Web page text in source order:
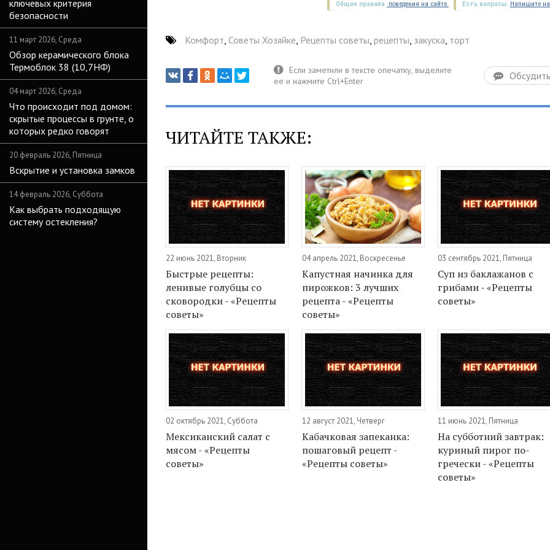
ключевых критерия
безопасности
11 март 2026, Среда
Обзор керамического блока
Термоблок 38 (10,7НФ)
04 март 2026, Среда
Что происходит под домом:
скрытые процессы в грунте, о
которых редко говорят
20 февраль 2026, Пятница
Вскрытие и установка замков
14 февраль 2026, Суббота
Как выбрать подходящую
систему остекления?
Есть вопросы. Напишите
Общие правила поведения на сайте.
Комфорт, Советы Хозяйке, Рецепты советы, рецепты, закуска, торт
Обсудить
ЧИТАЙТЕ ТАКЖЕ:
22 июнь 2021, Вторник
Быстрые рецепты:
ленивые голубцы со
сковородки - «Рецепты
советы»
04 апрель 2021, Воскресенье
Капустная начинка для
пирожков: 3 лучших
рецепта - «Рецепты
советы»
03 сентябрь 2021, Пятница
Суп из баклажанов с
грибами - «Рецепты
советы»
02 октябрь 2021, Суббота
Мексиканский салат с
мясом - «Рецепты
советы»
12 август 2021, Четверг
Кабачковая запеканка:
пошаговый рецепт -
«Рецепты советы»
11 июнь 2021, Пятница
На субботний завтрак:
куриный пирог по-
гречески - «Рецепты
советы»